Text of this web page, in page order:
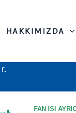
HAKKIMIZDA
FAN ISI